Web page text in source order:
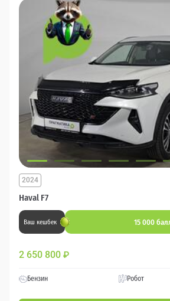
Haval F7
2024
Ваш кешбек 15 000
2 650 800 ₽
Бензин Робот